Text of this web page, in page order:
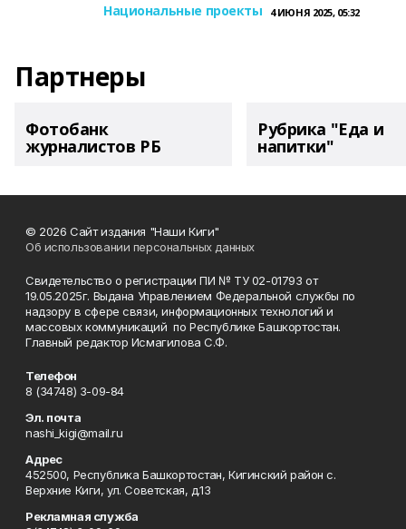
Национальные проекты 4 ИЮНЯ 2025, 05:32
Партнеры
Фотобанк
журналистов РБ
Рубрика "Еда и
напитки"
© 2026 Сайт издания "Наши Киги"
Об использовании персональных данных
Свидетельство о регистрации ПИ № ТУ 02-01793 от
19.05.2025г. Выдана Управлением Федеральной службы по
надзору в сфере связи, информационных технологий и
массовых коммуникаций по Республике Башкортостан.
Главный редактор Исмагилова С.Ф.
Телефон
8 (34748) 3-09-84
Эл. почта
nashi_kigi@mail.ru
Адрес
452500, Республика Башкортостан, Кигинский район с.
Верхние Киги, ул. Советская, д.13
Рекламная служба